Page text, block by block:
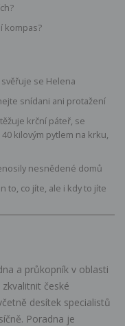
kompas?
se Helena
snídani ani protažení
krční páteř, se
kilovým pytlem na krku,
nesnědené domů
to, co jíte, ale i kdy to jíte
a průkopník v oblasti
české
desítek specialistů
Poradna je